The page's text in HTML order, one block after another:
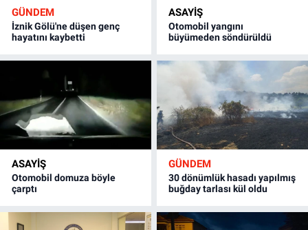
GÜNDEM
İznik Gölü'ne düşen genç
hayatını kaybetti
ASAYİŞ
Otomobil yangını
büyümeden söndürüldü
ASAYİŞ
Otomobil domuza böyle
çarptı
GÜNDEM
30 dönümlük hasadı yapılmış
buğday tarlası kül oldu